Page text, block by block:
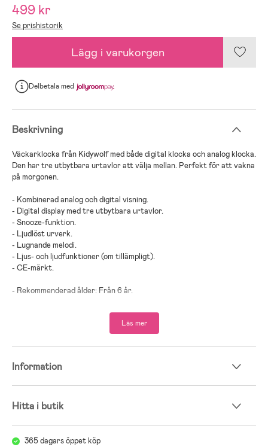
499 kr
Se prishistorik
Lägg i varukorgen
Delbetalamed
Beskrivning
Väckarklocka från Kidywolf med både digital klocka och analog klocka.
Den har tre utbytbara urtavlor att välja mellan. Perfekt för att vakna
på morgonen.
- Kombinerad analog och digital visning.
- Digital display med tre utbytbara urtavlor.
- Snooze-funktion.
- Ljudlöst urverk.
- Lugnande melodi.
- Ljus- och ljudfunktioner (om tillämpligt).
- CE-märkt.
- Rekommenderad ålder: Från 6 år.
Läs mer
Information
Hitta i butik
365 dagars öppet köp